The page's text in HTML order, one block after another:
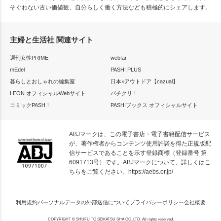
そぐわない古い価値観、自分らしく働く方法なども積極的にシェアします。
主婦と生活社 関連サイト
週刊女性PRIME
web!ar
mEdel
PASH! PLUS
暮らしとおしゃれの編集室
日本×アウトドア【cazual】
LEON オフィシャルWebサイト
パチクリ！
コミックPASH！
PASH!ブックス オフィシャルサイト
ABJマークは、この電子書店・電子書籍配信サービス
が、著作権者からコンテンツ使用許諾を得た正規版配
信サービスであることを示す登録商標（登録番号 第
6091713号）です。ABJマークについて、詳しくはこ
ちらをご覧ください。 https://aebs.or.jp/
利用規約パーソナルデータの外部送信についてプライバシーポリシー会社概要
COPYRIGHT © SHUFU TO SEIKATSU SHA CO.,LTD. All rights reserved.